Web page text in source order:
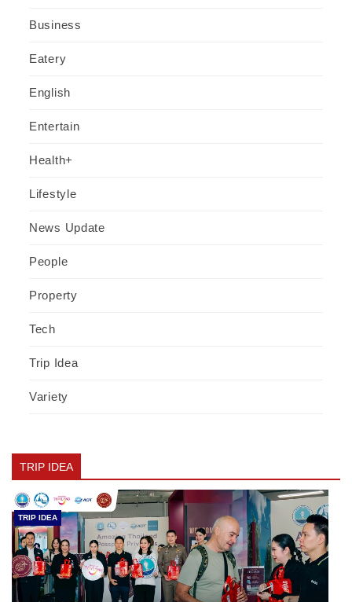
Business
Eatery
English
Entertain
Health+
Lifestyle
News Update
People
Property
Tech
Trip Idea
Variety
TRIP IDEA
TRIP IDEA